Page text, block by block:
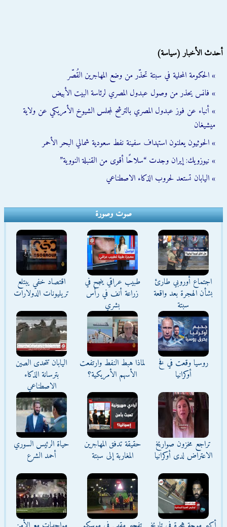
أحدث الأخبار (سياسة)
» الحكومة المحلية في سبتة تحذّر من وضع المهاجرين القُصّر
» فانس يحذر من وصول عبدول المصري لرئاسة البيت الأبيض
» أنباء عن فوز عبدول المصري بالترشح لمجلس الشيوخ الأمريكي عن ولاية
ميشيغان
» الحوثيون يعلنون استهداف سفينة نفط سعودية شمالي البحر الأحمر
» نيوزويك: إيران وجدت “سلاحًا أقوى من القنبلة النووية”
» اليابان تستعد لحروب الذكاء الاصطناعي
صوت وصورة
اجتماع أوروبي طارئ
بشأن الهجرة بعد واقعة
سبتة
طبيب عراقي ينجح في
زراعة أنف في رأس
بشري
اقتصاد خفي يبتلع
تريليونات الدولارات
روسيا وقعت في فخ
أوكرانيا
لماذا هبط النفط وارتفعت
الأسهم الأمريكية؟
اليابان تتحدى الصين
بترسانة الذكاء
الاصطناعي
تراجع مخزون صواريخ
الاعتراض لدى أوكرانيا
حقيقة تدفق المهاجرين
المغاربة إلى سبتة
حياة الرئيس السوري
أحمد الشرع